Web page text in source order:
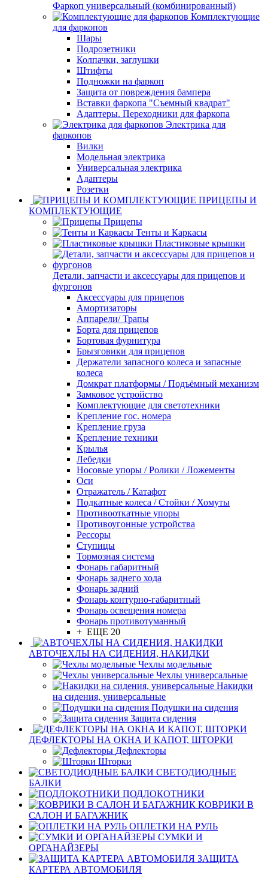
Фаркоп универсальный (комбинированный)
Комплектующие
для фаркопов
Шары
Подрозетники
Колпачки, заглушки
Штифты
Подножки на фаркоп
Защита от повреждения бампера
Вставки фаркопа "Съемный квадрат"
Адаптеры. Переходники для фаркопа
Электрика для
фаркопов
Вилки
Модельная электрика
Универсальная электрика
Адаптеры
Розетки
ПРИЦЕПЫ И
КОМПЛЕКТУЮЩИЕ
Прицепы
Тенты и Каркасы
Пластиковые крышки
Детали, запчасти и аксессуары для прицепов и
фургонов
Аксессуары для прицепов
Амортизаторы
Аппарели/ Трапы
Борта для прицепов
Бортовая фурнитура
Брызговики для прицепов
Держатели запасного колеса и запасные
колеса
Домкрат платформы / Подъёмный механизм
Замковое устройство
Комплектующие для светотехники
Крепление гос. номера
Крепление груза
Крепление техники
Крылья
Лебедки
Носовые упоры / Ролики / Ложементы
Оси
Отражатель / Катафот
Подкатные колеса / Стойки / Хомуты
Противооткатные упоры
Противоугонные устройства
Рессоры
Ступицы
Тормозная система
Фонарь габаритный
Фонарь заднего хода
Фонарь задний
Фонарь контурно-габаритный
Фонарь освещения номера
Фонарь противотуманный
+ ЕЩЕ 20
АВТОЧЕХЛЫ НА СИДЕНИЯ, НАКИДКИ
Чехлы модельные
Чехлы универсальные
Накидки
на сидения, универсальные
Подушки на сидения
Защита сидения
ДЕФЛЕКТОРЫ НА ОКНА И КАПОТ, ШТОРКИ
Дефлекторы
Шторки
СВЕТОДИОДНЫЕ
БАЛКИ
ПОДЛОКОТНИКИ
КОВРИКИ В
САЛОН И БАГАЖНИК
ОПЛЕТКИ НА РУЛЬ
СУМКИ И
ОРГАНАЙЗЕРЫ
ЗАЩИТА
КАРТЕРА АВТОМОБИЛЯ